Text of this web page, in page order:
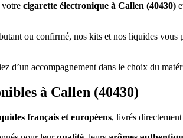
votre cigarette électronique à Callen (40430)
ou confirmé, nos kits et nos liquides
d’un accompagnement dans le choix du
à Callen (40430)
français et européens, livrés